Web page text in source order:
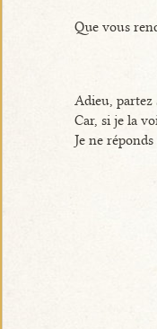
Que vous
Adieu, partez
Car, si je la
Je ne réponds